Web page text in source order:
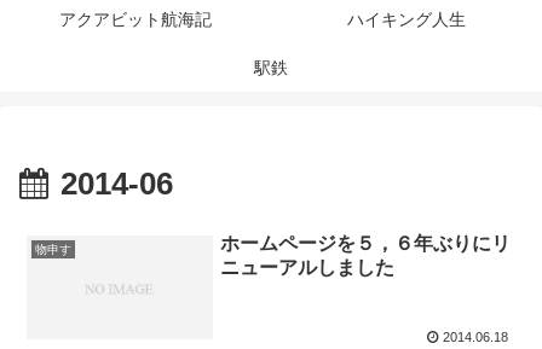
アクアビット航海記 ハイキング人生
駅鉄
2014-06
物申す
ホームページを５，６年ぶりにリ
ニューアルしました
2014.06.18